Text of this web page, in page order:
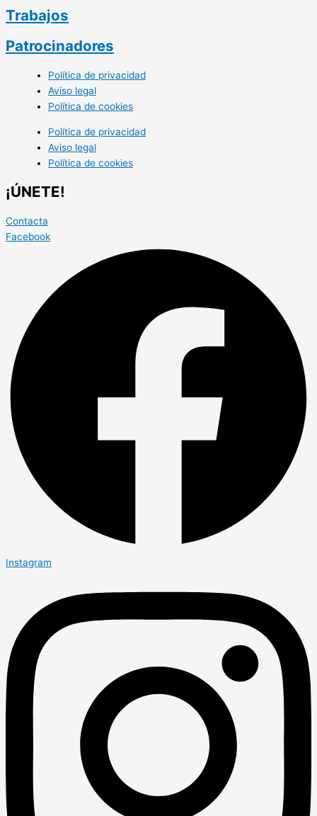
Trabajos
Patrocinadores
Política de privacidad
Aviso legal
Política de cookies
Política de privacidad
Aviso legal
Política de cookies
¡ÚNETE!
Contacta
Facebook
Instagram